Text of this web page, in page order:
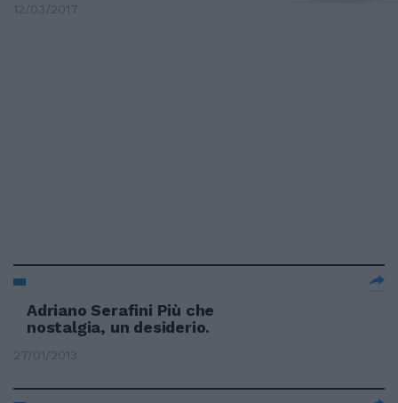
12/03/2017
Adriano Serafini Più che
nostalgia, un desiderio.
27/01/2013